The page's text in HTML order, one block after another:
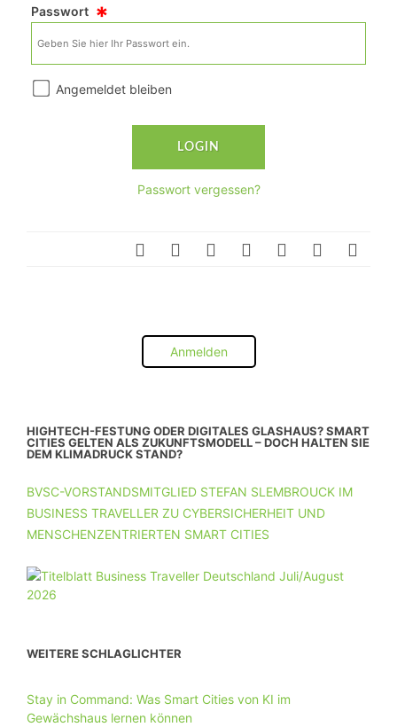
Passwort*
Angemeldet bleiben
Passwort vergessen?
Anmelden
HIGHTECH-FESTUNG ODER DIGITALES GLASHAUS? SMART
CITIES GELTEN ALS ZUKUNFTSMODELL – DOCH HALTEN SIE
DEM KLIMADRUCK STAND?
BVSC-VORSTANDSMITGLIED STEFAN SLEMBROUCK IM
BUSINESS TRAVELLER ZU CYBERSICHERHEIT UND
MENSCHENZENTRIERTEN SMART CITIES
WEITERE SCHLAGLICHTER
Stay in Command: Was Smart Cities von KI im
Gewächshaus lernen können